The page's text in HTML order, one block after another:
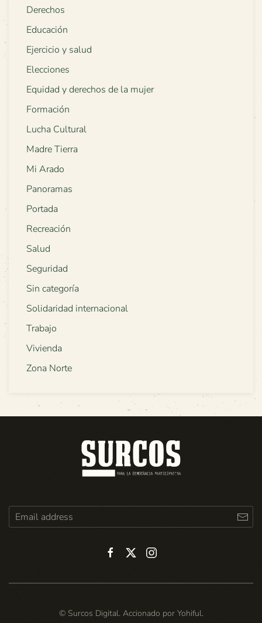
Derechos
Educación
Ejercicio y salud
Elecciones
Equidad y derechos de la mujer
Formación
Lucha Cultural
Madre Tierra
Mi Arado
Panoramas
Portada
Recreación
Salud
Seguridad
Sin categoría
Solidaridad internacional
Trabajo
Vivienda
Zona Norte
© Surcos Digital. Accionado por Yohiful.